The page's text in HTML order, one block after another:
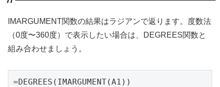
IMARGUMENT関数の結果はラジアンで返ります。度数法
（0度〜360度）で表示したい場合は、DEGREES関数と
組み合わせましょう。
=DEGREES(IMARGUMENT(A1))